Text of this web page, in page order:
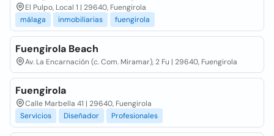
El Pulpo, Local 1 | 29640, Fuengirola
málaga
inmobiliarias fuengirola
Fuengirola Beach
Av. La Encarnación (c. Com. Miramar), 2 Fu | 29640, Fuengirola
Fuengirola
Calle Marbella 41 | 29640, Fuengirola
Servicios
Diseñador Profesionales